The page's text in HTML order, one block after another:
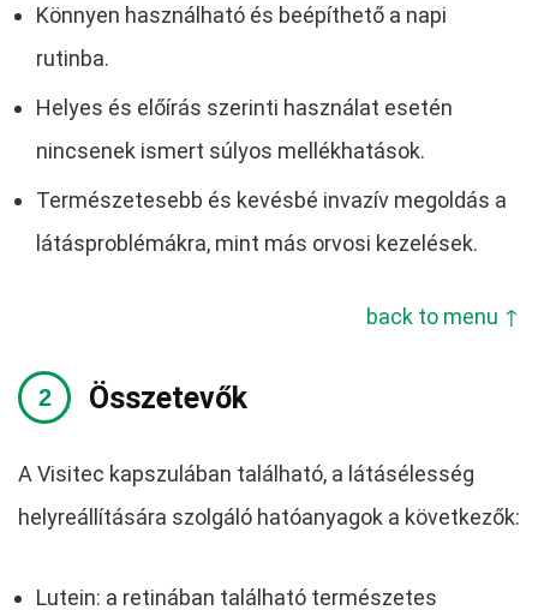
Könnyen használható és beépíthető a napi
rutinba.
Helyes és előírás szerinti használat esetén
nincsenek ismert súlyos mellékhatások.
Természetesebb és kevésbé invazív megoldás a
látásproblémákra, mint más orvosi kezelések.
back to menu ↑
Összetevők
A Visitec kapszulában található, a látásélesség
helyreállítására szolgáló hatóanyagok a következők:
Lutein: a retinában található természetes